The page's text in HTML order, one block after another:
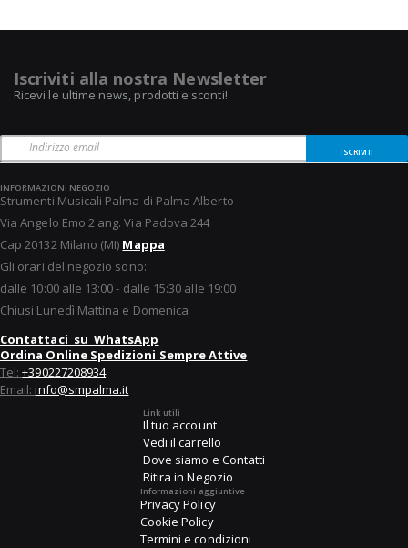
Iscriviti alla nostra Newsletter
Ricevi le ultime news, prodotti e sconti!
ISCRIVITI
INFORMAZIONI NEGOZIO
Strumenti Musicali Palma di Palma Alberto
Via Angelo Emo 2 ang. Via Padova 244
Cap 20132 Milano (MI) Mappa
Gli orari del negozio sono:
dalle 10:00 alle 13:00 - dalle 15:30 alle 19:00
Chiusi Lunedì Mattina e Domenica
Contattaci su WhatsApp
Ordina Online Spedizioni Sempre Attive
Tel:+390227208934
Email:info@smpalma.it
Link utili
Il tuo account
Vedi il carrello
Dove siamo e Contatti
Ritira in Negozio
Informazioni aggiuntive
Privacy Policy
Cookie Policy
Termini e condizioni